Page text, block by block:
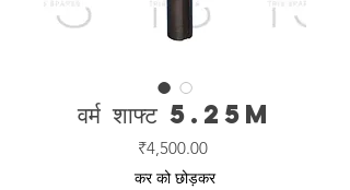
वर्म शाफ्ट 5.25M
₹4,500.00मूल्य
कर को छोड़कर